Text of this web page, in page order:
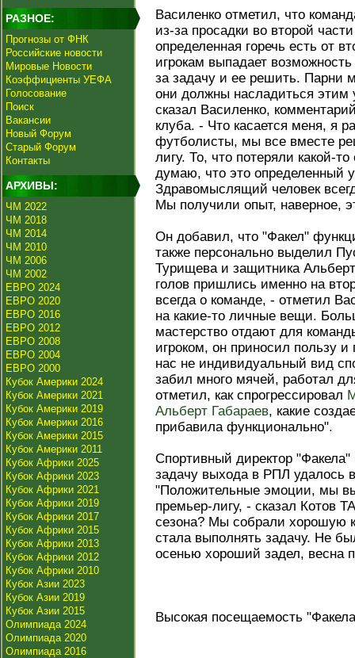
РАЗНОЕ:
Прогнозы от ФНК
Российские новости
Мировые Новости
Коэффициенты УЕФА
Голосование
Поиск
Вакансии
Новый Форум
Старый Форум
Контакты
АРХИВЫ:
ЧМ 2022
ЧМ 2018
ЧМ 2014
ЧМ 2010
ЧМ 2006
ЧМ 2002
ЕВРО 2024
ЕВРО 2020
ЕВРО 2016
ЕВРО 2012
ЕВРО 2008
ЕВРО 2004
ЕВРО 2000
Кубок Америки 2024
Кубок Америки 2021
Кубок Америки 2019
Кубок Америки 2016
Кубок Америки 2015
Кубок Америки 2011
Кубок Африки 2025
Кубок Африки 2023
Кубок Африки 2021
Кубок Африки 2019
Кубок Африки 2017
Кубок Африки 2015
Кубок Африки 2013
Кубок Африки 2012
Кубок Африки 2010
Кубок Азии 2023
Кубок Азии 2019
Кубок Азии 2015
Олимпиада 2024
Олимпиада 2020
Олимпиада 2016
Василенко отметил, что
из-за просадки во второй
определенная горечь есть от
игрокам выпадает
за задачу и ее решить.
они должны насладиться этим
сказал Василенко,
клуба. - Что касается меня, я
футболисты, мы все вместе
лигу. То, что потеряли какой-
думаю, что это определенный
Здравомыслящий человек
Мы получили опыт, наверное,
Он добавил, что "Факел"
также персонально выделил
Турищева и защитника
голов пришлись именно на
всегда о команде, - отметил
на какие-то личные вещи.
мастерство отдают для
игроком, он приносил пользу
нас не индивидуальный вид
забил много мячей, работал
отметил, как спрогрессировал
Альберт Габараев, какие
прибавила функционально".
Спортивный директор
задачу выхода в РПЛ удалось
"Положительные эмоции, мы
премьер-лигу, - сказал Котов
сезона? Мы собрали хорошую
стала выполнять задачу. Не
осенью хороший задел, весна
Высокая посещаемость